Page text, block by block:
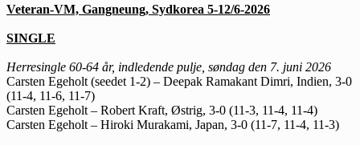
Veteran-VM, Gangneung, Sydkorea 5-12/6-2026
SINGLE
Herresingle 60-64 år, indledende pulje, søndag den 7. juni 2026
Carsten Egeholt (seedet 1-2) – Deepak Ramakant Dimri, Indien, 3-0
(11-4, 11-6, 11-7)
Carsten Egeholt – Robert Kraft, Østrig, 3-0 (11-3, 11-4, 11-4)
Carsten Egeholt – Hiroki Murakami, Japan, 3-0 (11-7, 11-4, 11-3)